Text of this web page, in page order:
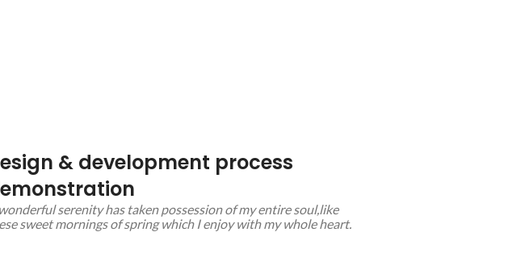
& development process
serenity has taken possession of my entire soul,like
sweet mornings of spring which I enjoy with my whole heart.